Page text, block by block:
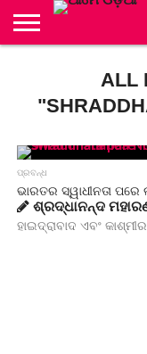
ମଣ୍ଡଳୀ
ALL
ପ୍ରବନ୍ଧ
ଭାରତର ସ୍ୱାଧୀନତା ପରେ
ଶ୍ରଦ୍ଧାନନ୍ଦ
ହାଇଦ୍ରାବାଦ ଏବଂ